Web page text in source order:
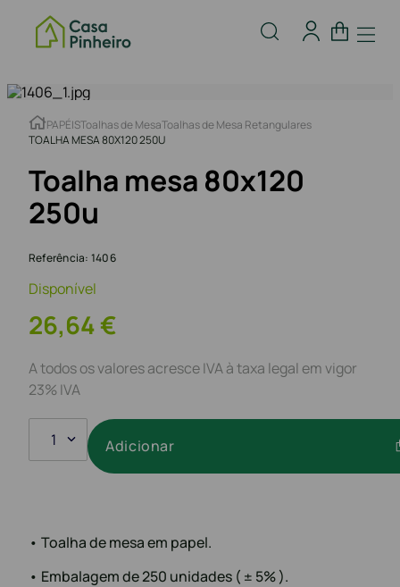
PAPÉISToalhas de MesaToalhas de Mesa Retangulares
TOALHA MESA 80X120 250U
Toalha mesa 80x120
250u
Referência: 1406
Disponível
26,64€
A todos os valores acresce IVA à taxa legal em vigor
23% IVA
1 Adicionar
• Toalha de mesa em papel.
• Embalagem de 250 unidades ( ± 5% ).